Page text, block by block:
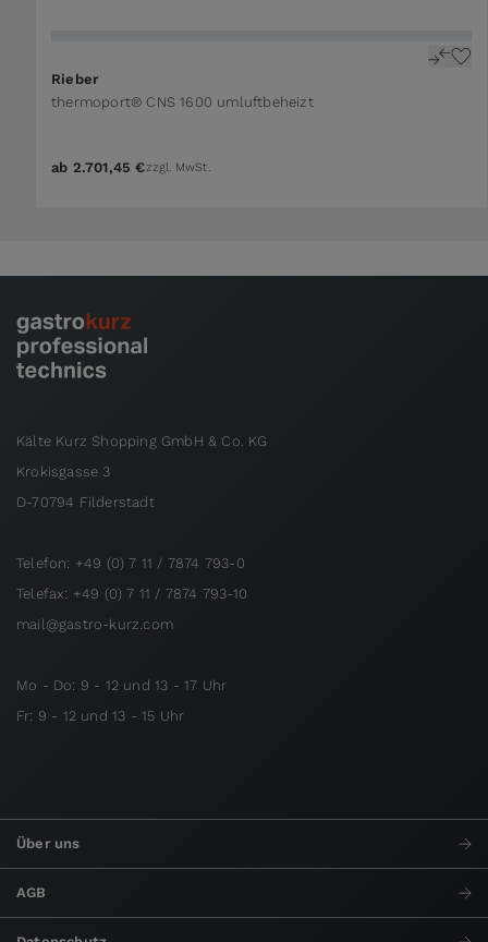
Rieber
thermoport® CNS 1600 umluftbeheizt
ab 2.701,45 €zzgl. MwSt.
Kälte Kurz Shopping GmbH & Co. KG
Krokisgasse 3
D-70794 Filderstadt
Telefon: +49 (0) 7 11 / 7874 793-0
Telefax: +49 (0) 7 11 / 7874 793-10
mail@gastro-kurz.com
Mo - Do: 9 - 12 und 13 - 17 Uhr
Fr: 9 - 12 und 13 - 15 Uhr
Über uns
AGB